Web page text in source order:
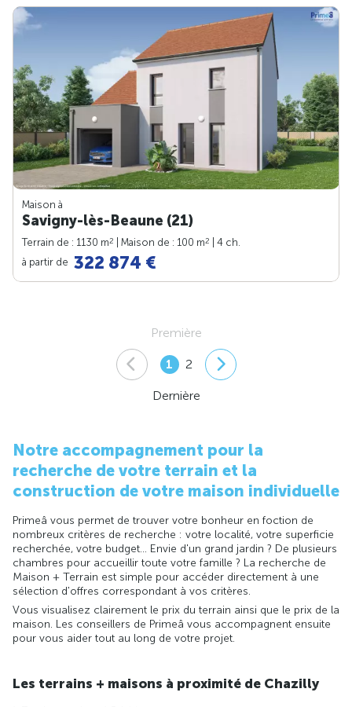
Maison à
Savigny-lès-Beaune (21)
Terrain de : 1130 m2 | Maison de : 100 m2
| 4 ch.
à partir de 322 874 €
Première
1 2
Dernière
Notre accompagnement pour la
recherche de votre terrain et la
construction de votre maison individuelle
Primeâ vous permet de trouver votre bonheur en foction de
nombreux critères de recherche : votre localité, votre superficie
recherchée, votre budget... Envie d'un grand jardin ? De plusieurs
chambres pour accueillir toute votre famille ? La recherche de
Maison + Terrain est simple pour accéder directement à une
sélection d'offres correspondant à vos critères.
Vous visualisez clairement le prix du terrain ainsi que le prix de la
maison. Les conseillers de Primeâ vous accompagnent ensuite
pour vous aider tout au long de votre projet.
Les terrains + maisons à proximité de Chazilly